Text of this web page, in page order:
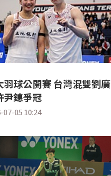
羽球公開賽 台灣混雙劉廣
尹鏸爭冠
07-05 10:24